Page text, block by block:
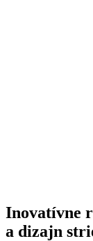
Inovatívne
a dizajn